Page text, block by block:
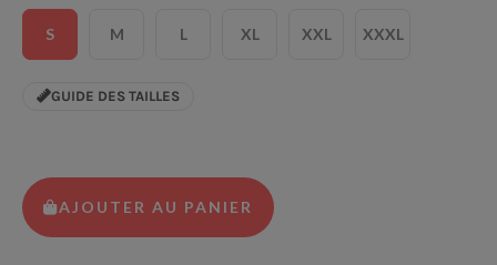
S M L XL XXL XXXL
GUIDE DES TAILLES
AJOUTER AU PANIER